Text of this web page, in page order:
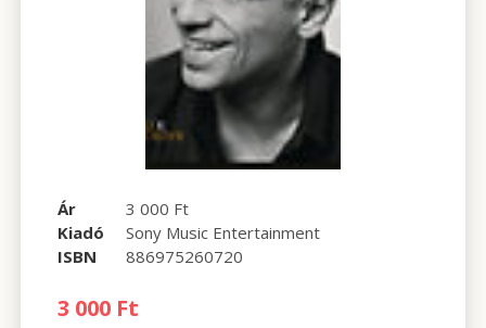
Ár
3 000 Ft
Kiadó
Sony Music Entertainment
ISBN
886975260720
3 000 Ft